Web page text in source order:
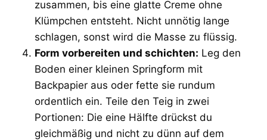
zusammen, bis eine glatte Creme ohne
Klümpchen entsteht. Nicht unnötig lange
schlagen, sonst wird die Masse zu flüssig.
Form vorbereiten und schichten: Leg den
Boden einer kleinen Springform mit
Backpapier aus oder fette sie rundum
ordentlich ein. Teile den Teig in zwei
Portionen: Die eine Hälfte drückst du
gleichmäßig und nicht zu dünn auf dem